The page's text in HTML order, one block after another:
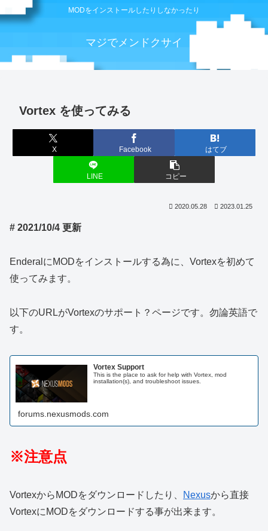
MODをインストールしたりしなかったり
マジでメンドクサイ
Vortex を使ってみる
X Facebook はてブ
LINE コピー
2020.05.28 2023.01.25
# 2021/10/4 更新
EnderalにMODをインストールする為に、Vortexを初めて
使ってみます。
以下のURLがVortexのサポート？ページです。勿論英語で
す。
Vortex Support
This is the place to ask for help with Vortex, mod
installation(s), and troubleshoot issues.
forums.nexusmods.com
※注意点
VortexからMODをダウンロードしたり、 Nexusから直接
VortexにMODをダウンロードする事が出来ます。